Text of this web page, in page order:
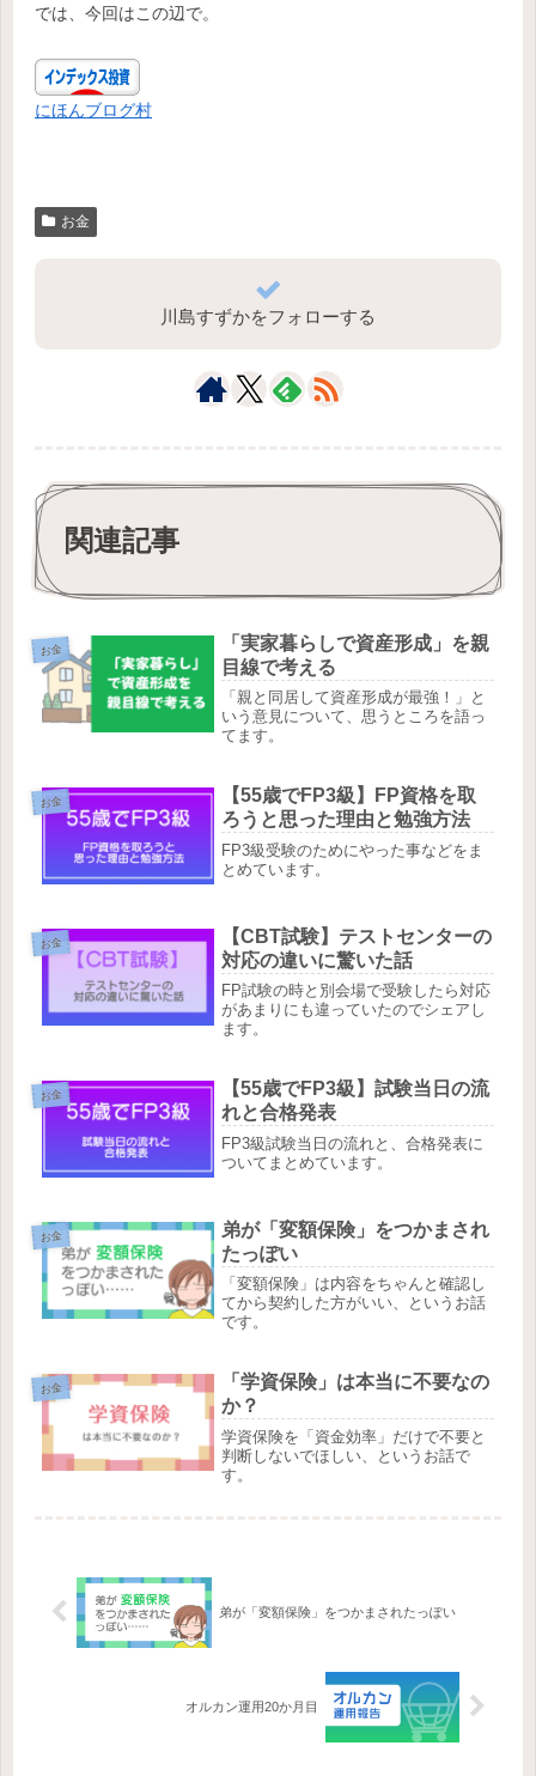
では、今回はこの辺で。
にほんブログ村
お金
川島すずかをフォローする
関連記事
お金
「実家暮らしで資産形成」を親
目線で考える
「親と同居して資産形成が最強！」と
いう意見について、思うところを語っ
てます。
お金
【55歳でFP3級】FP資格を取
ろうと思った理由と勉強方法
FP3級受験のためにやった事などをま
とめています。
お金
【CBT試験】テストセンターの
対応の違いに驚いた話
FP試験の時と別会場で受験したら対応
があまりにも違っていたのでシェアし
ます。
お金
【55歳でFP3級】試験当日の流
れと合格発表
FP3級試験当日の流れと、合格発表に
ついてまとめています。
お金
弟が「変額保険」をつかまされ
たっぽい
「変額保険」は内容をちゃんと確認し
てから契約した方がいい、というお話
です。
お金
「学資保険」は本当に不要なの
か？
学資保険を「資金効率」だけで不要と
判断しないでほしい、というお話で
す。
弟が「変額保険」をつかまされたっぽい
オルカン運用20か月目